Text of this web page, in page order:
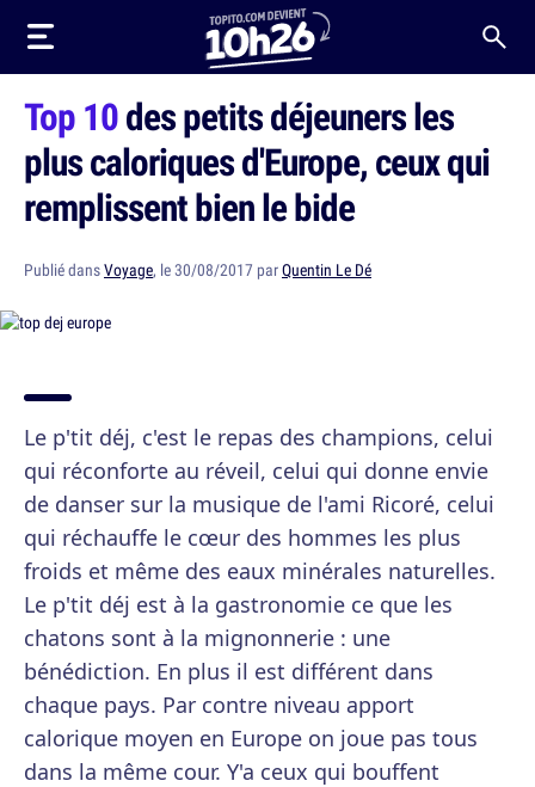
Top 10des petits déjeuners les
plus caloriques d'Europe, ceux qui
remplissent bien le bide
Publié dansVoyage, le 30/08/2017 parQuentin Le Dé
Le p'tit déj, c'est le repas des champions, celui
qui réconforte au réveil, celui qui donne envie
de danser sur la musique de l'ami Ricoré, celui
qui réchauffe le cœur des hommes les plus
froids et même des eaux minérales naturelles.
Le p'tit déj est à la gastronomie ce que les
chatons sont à la mignonnerie : une
bénédiction. En plus il est différent dans
chaque pays. Par contre niveau apport
calorique moyen en Europe on joue pas tous
dans la même cour. Y'a ceux qui bouffent